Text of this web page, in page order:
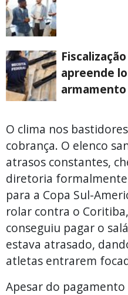
apreende
O clima nos
cobrança. O elenco
atrasos constantes,
diretoria
para a Copa Sul-
rolar contra o
conseguiu pagar o
estava atrasado,
atletas entrarem
Apesar do